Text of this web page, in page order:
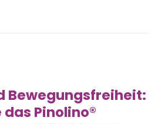
Bewegungsfreiheit:
das Pinolino®